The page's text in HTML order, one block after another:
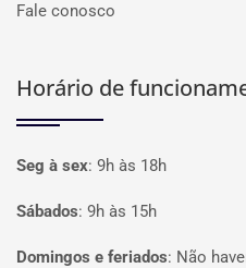
Fale conosco
Horário de
Seg à sex: 9h às 18h
Sábados: 9h às 15h
Domingos e feriados: Não